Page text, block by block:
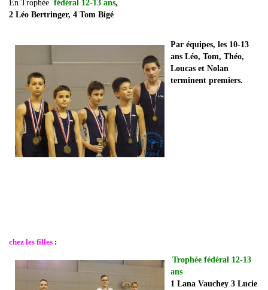
En Trophée fédéral 12-13 ans,
2 Léo Bertringer, 4 Tom Bigé
Par équipes, les 10-13
ans Léo, Tom, Théo,
Loucas et Nolan
terminent premiers.
chez les filles :
Trophée fédéral 12-13
ans
1 Lana Vauchey 3 Lucie